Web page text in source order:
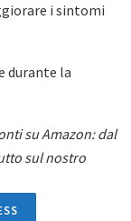
i sintomi
durante la
su Amazon: dal
sul nostro